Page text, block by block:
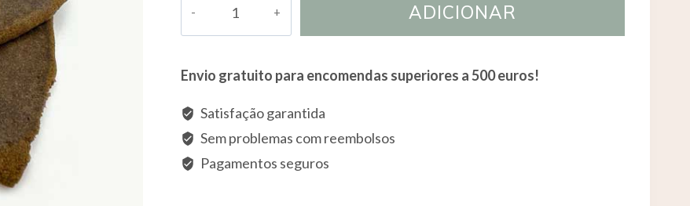
420
ADICIONAR
Envio gratuito para encomendas superiores a 500 euros!
Satisfação garantida
Sem problemas com reembolsos
Pagamentos seguros